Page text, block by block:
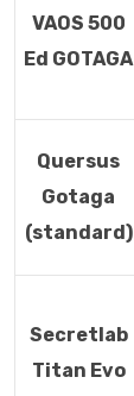
VAOS 500
Ed GOTAGA
Quersus
Gotaga
(standard)
Secretlab
Titan Evo